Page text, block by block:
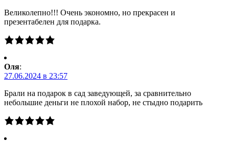
Великолепно!!! Очень экономно, но прекрасен и
презентабелен для подарка.
Оля:
27.06.2024 в 23:57
Брали на подарок в сад заведующей, за сравнительно
небольшие деньги не плохой набор, не стыдно подарить